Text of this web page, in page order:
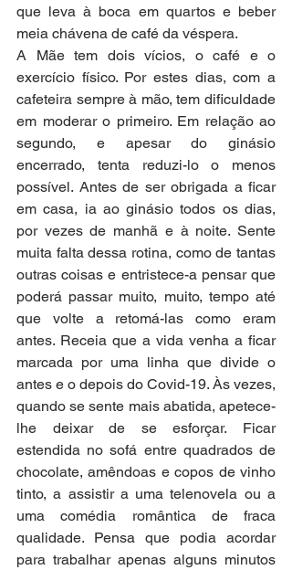
que leva à boca em quartos e beber
meia chávena de café da véspera.
A Mãe tem dois vícios, o café e o
exercício físico. Por estes dias, com a
cafeteira sempre à mão, tem dificuldade
em moderar o primeiro. Em relação ao
segundo, e apesar do ginásio
encerrado, tenta reduzi-lo o menos
possível. Antes de ser obrigada a ficar
em casa, ia ao ginásio todos os dias,
por vezes de manhã e à noite. Sente
muita falta dessa rotina, como de tantas
outras coisas e entristece-a pensar que
poderá passar muito, muito, tempo até
que volte a retomá-las como eram
antes. Receia que a vida venha a ficar
marcada por uma linha que divide o
antes e o depois do Covid-19. Às vezes,
quando se sente mais abatida, apetece-
lhe deixar de se esforçar. Ficar
estendida no sofá entre quadrados de
chocolate, amêndoas e copos de vinho
tinto, a assistir a uma telenovela ou a
uma comédia romântica de fraca
qualidade. Pensa que podia acordar
para trabalhar apenas alguns minutos